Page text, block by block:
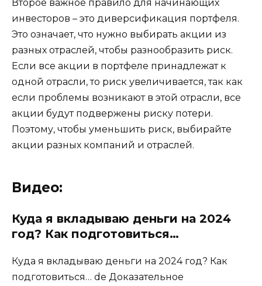
Второе важное правило для начинающих
инвесторов – это диверсификация портфеля.
Это означает, что нужно выбирать акции из
разных отраслей, чтобы разнообразить риск.
Если все акции в портфеле принадлежат к
одной отрасли, то риск увеличивается, так как
если проблемы возникают в этой отрасли, все
акции будут подвержены риску потери.
Поэтому, чтобы уменьшить риск, выбирайте
акции разных компаний и отраслей.
Видео:
Куда я вкладываю деньги на 2024
год? Как подготовиться…
Куда я вкладываю деньги на 2024 год? Как
подготовиться… de Доказательное